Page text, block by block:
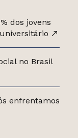
dos jovens
no Brasil
enfrentamos